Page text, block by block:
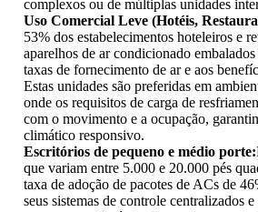
complexos ou de múltiplas unidades
Uso Comercial Leve (Hotéis,
53% dos estabelecimentos hoteleiros e
aparelhos de ar condicionado
taxas de fornecimento de ar e aos
Estas unidades são preferidas em
onde os requisitos de carga de
com o movimento e a ocupação,
climático responsivo.
Escritórios de pequeno e médio porte:
que variam entre 5.000 e 20.000 pés
taxa de adoção de pacotes de ACs de
seus sistemas de controle centralizados